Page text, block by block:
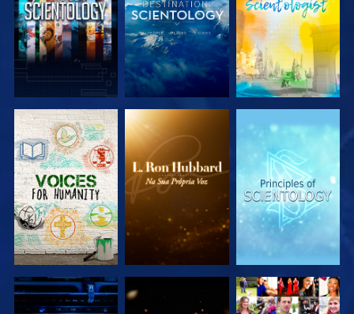
EXPLORAR A
SÉRIE
EXPLORAR A
SÉRIE
EXPLORAR A
SÉRIE